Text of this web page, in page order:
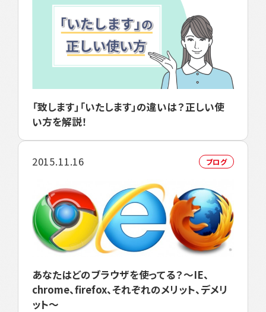
「致します」「いたします」の違いは？正しい使
い方を解説！
2015.11.16 ブログ
あなたはどのブラウザを使ってる？～IE、
chrome、firefox、それぞれのメリット、デメリ
ット～